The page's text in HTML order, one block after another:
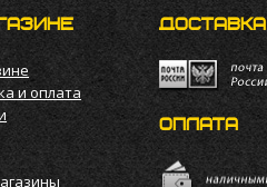
и оплата
ДОСТАВКА
ОПЛАТА